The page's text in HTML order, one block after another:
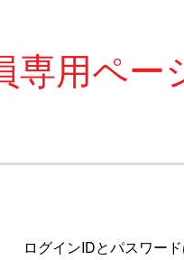
専用ペー
ログインIDとパスワー